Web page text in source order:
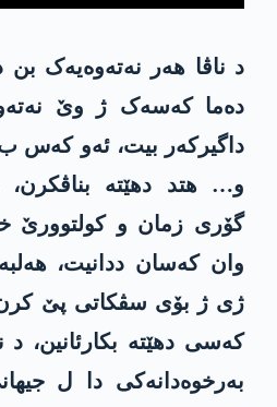
د ناڤا هەر نەتەوەیەک
دەما کەسەک ژ وێ
داگیرکەر بیت، ئەو کەس
و… هتد دهێتە
گۆری زمان و کولتوورێ
وان کەسان ددانیت،
ژی ژ بۆی سڤکاتی پێ
کەسی دهێتە بکارئانین،
بەرخوەدانەکی دا ل